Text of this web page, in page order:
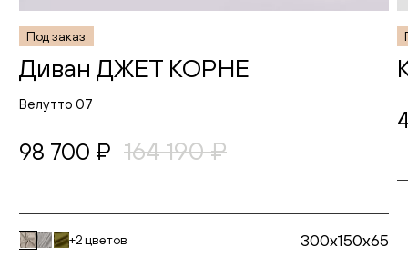
Диван ДЖЕТ КОРНЕ
Под заказ
Велутто 07
98 700 ₽ 164 190 ₽
+2 цветов
300x150x65